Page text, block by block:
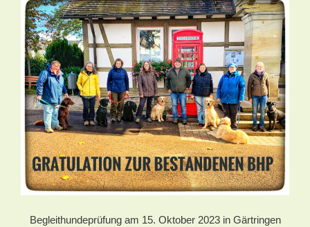
Begleithundeprüfung am 15. Oktober 2023 in Gärtringen